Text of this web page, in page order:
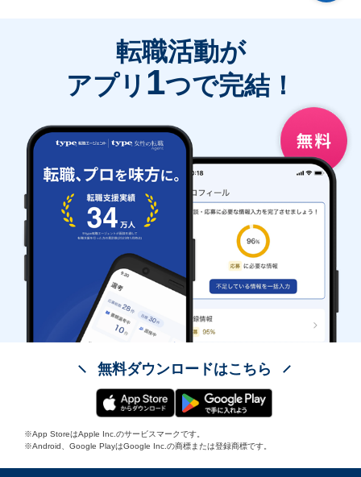
転職活動が
アプリ 1つで完結！
無料ダウンロードはこちら
※App StoreはApple Inc.のサービスマークです。
※Android、Google PlayはGoogle Inc.の商標または登録商標です。